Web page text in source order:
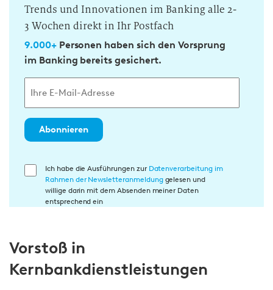
Trends und Innovationen im Banking alle 2-
3 Wochen direkt in Ihr Postfach
9.000+Personen haben sich den Vorsprung
im Banking bereits gesichert.
Abonnieren
E
l
i
Ich habe die Ausführungen zur Datenverarbeitung im
Rahmen der Newsletteranmeldunggelesen und
willige darin mit dem Absenden meiner Daten
entsprechend ein
Vorstoß in
Kernbankdienstleistungen